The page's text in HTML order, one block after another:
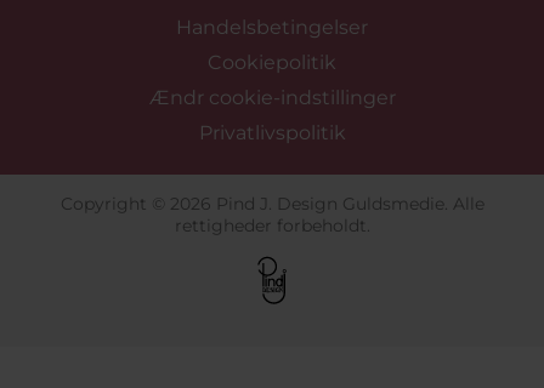
Handelsbetingelser
Cookiepolitik
Ændr cookie-indstillinger
Privatlivspolitik
Copyright © 2026 Pind J. Design Guldsmedie. Alle
rettigheder forbeholdt.